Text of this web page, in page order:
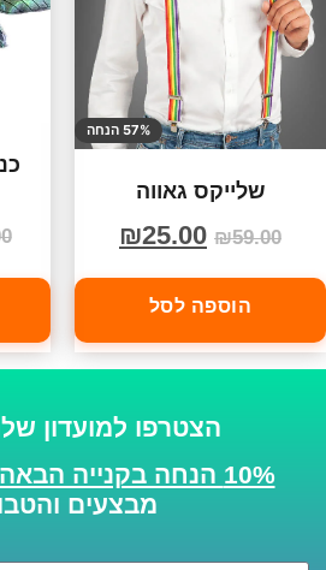
57% הנחה
שלייקס גאווה
₪59.00
₪25.00
הוספה לסל
הצטרפו למועדון
10% הנחה בקנייה הבאה
מבצעים